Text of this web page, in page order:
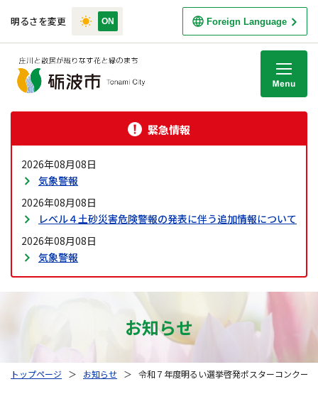
明るさを変更 Foreign Language
緊急情報
2026年08月08日
気象警報
2026年08月08日
レベル４土砂災害危険警報の発表に伴う追加情報について
2026年08月08日
気象警報
お知らせ
トップページ ＞ お知らせ ＞ 令和７年度明るい選挙啓発ポスターコンクール